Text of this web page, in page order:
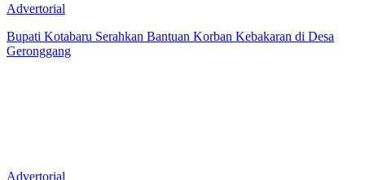
Advertorial
Bupati Kotabaru Serahkan Bantuan Korban Kebakaran di Desa
Geronggang
Advertorial